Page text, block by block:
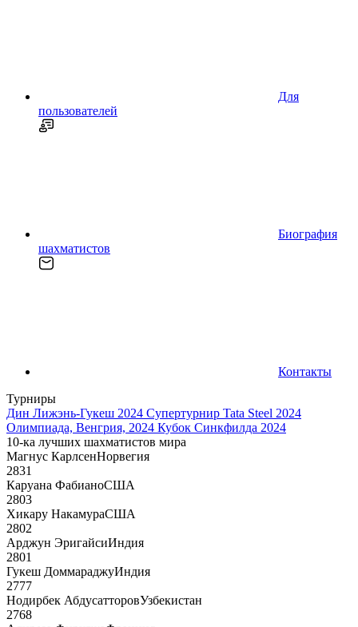
Для
пользователей
Биография
шахматистов
Контакты
Турниры
Дин Лижэнь-Гукеш 2024 Супертурнир Tata Steel 2024
Олимпиада, Венгрия, 2024 Кубок Синкфилда 2024
10-ка лучших шахматистов мира
Магнус КарлсенНорвегия
2831
Каруана ФабианоСША
2803
Хикару НакамураСША
2802
Арджун ЭригайсиИндия
2801
Гукеш ДоммараджуИндия
2777
Нодирбек АбдусатторовУзбекистан
2768